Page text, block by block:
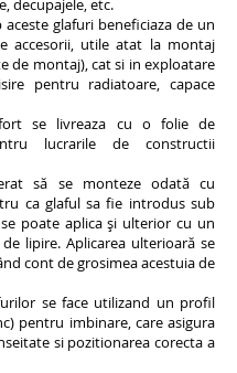
decupajele, etc.
aceste glafuri beneficiaza de un
accesorii, utile atat la montaj
de montaj), cat si in exploatare
pentru radiatoare, capace
se livreaza cu o folie de
lucrarile de constructii
să se monteze odată cu
ca glaful sa fie introdus sub
poate aplica şi ulterior cu un
lipire. Aplicarea ulterioară se
cont de grosimea acestuia de
se face utilizand un profil
pentru imbinare, care asigura
si pozitionarea corecta a